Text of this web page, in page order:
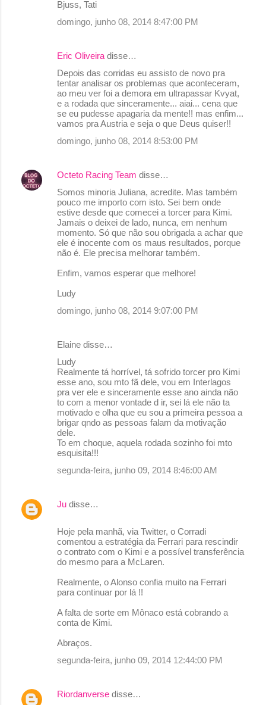
Bjuss, Tati
domingo, junho 08, 2014 8:47:00 PM
Eric Oliveira disse…
Depois das corridas eu assisto de novo pra
tentar analisar os problemas que aconteceram,
ao meu ver foi a demora em ultrapassar Kvyat,
e a rodada que sinceramente... aiai... cena que
se eu pudesse apagaria da mente!! mas enfim...
vamos pra Austria e seja o que Deus quiser!!
domingo, junho 08, 2014 8:53:00 PM
Octeto Racing Team disse…
Somos minoria Juliana, acredite. Mas também
pouco me importo com isto. Sei bem onde
estive desde que comecei a torcer para Kimi.
Jamais o deixei de lado, nunca, em nenhum
momento. Só que não sou obrigada a achar que
ele é inocente com os maus resultados, porque
não é. Ele precisa melhorar também.
Enfim, vamos esperar que melhore!
Ludy
domingo, junho 08, 2014 9:07:00 PM
Elaine disse…
Ludy
Realmente tá horrível, tá sofrido torcer pro Kimi
esse ano, sou mto fã dele, vou em Interlagos
pra ver ele e sinceramente esse ano ainda não
to com a menor vontade d ir, sei lá ele não ta
motivado e olha que eu sou a primeira pessoa a
brigar qndo as pessoas falam da motivação
dele.
To em choque, aquela rodada sozinho foi mto
esquisita!!!
segunda-feira, junho 09, 2014 8:46:00 AM
Ju disse…
Hoje pela manhã, via Twitter, o Corradi
comentou a estratégia da Ferrari para rescindir
o contrato com o Kimi e a possível transferência
do mesmo para a McLaren.
Realmente, o Alonso confia muito na Ferrari
para continuar por lá !!
A falta de sorte em Mônaco está cobrando a
conta de Kimi.
Abraços.
segunda-feira, junho 09, 2014 12:44:00 PM
Riordanverse disse…